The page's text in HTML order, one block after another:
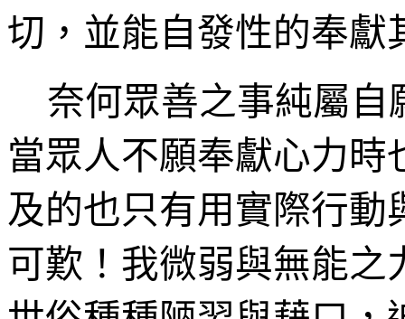
切，並能自發性的奉獻
奈何眾善之事純屬
當眾人不願奉獻心力
及的也只有用實際行
可歎！我微弱與無能之